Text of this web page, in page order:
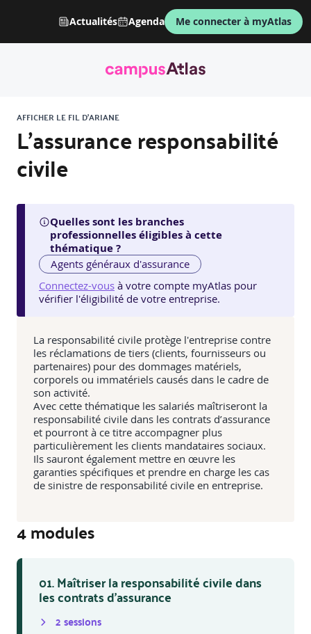
Actualités Agenda Me connecter à myAtlas
AFFICHER LE FIL D'ARIANE
L'assurance responsabilité
civile
Quelles sont les branches
professionnelles éligibles à cette
thématique ?
Agents généraux d'assurance
Connectez-vous à votre compte myAtlas pour
vérifier l'éligibilité de votre entreprise.
La responsabilité civile protège l'entreprise contre
les réclamations de tiers (clients, fournisseurs ou
partenaires) pour des dommages matériels,
corporels ou immatériels causés dans le cadre de
son activité.
Avec cette thématique les salariés maîtriseront la
responsabilité civile dans les contrats d’assurance
et pourront à ce titre accompagner plus
particulièrement les clients mandataires sociaux.
Ils sauront également mettre en œuvre les
garanties spécifiques et prendre en charge les cas
de sinistre de responsabilité civile en entreprise.
4modules
01. Maîtriser la responsabilité civile dans
les contrats d’assurance
2sessions